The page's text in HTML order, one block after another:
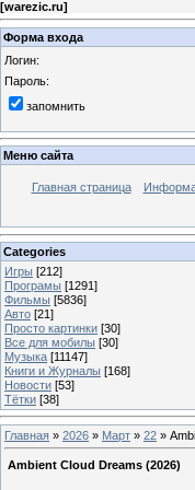
[warezic.ru]
Форма входа
Логин:
Пароль:
запомнить
Меню сайта
Главная страница
Categories
Игры [212]
Програмы [1291]
Фильмы [5836]
Авто [21]
Просто картинки [30]
Все для мобилы [30]
Музыка [11147]
Книги и Журналы [168]
Новости [53]
Тётки [38]
Главная » 2026 » Март » 22 »
Ambient Cloud Dreams (2026)